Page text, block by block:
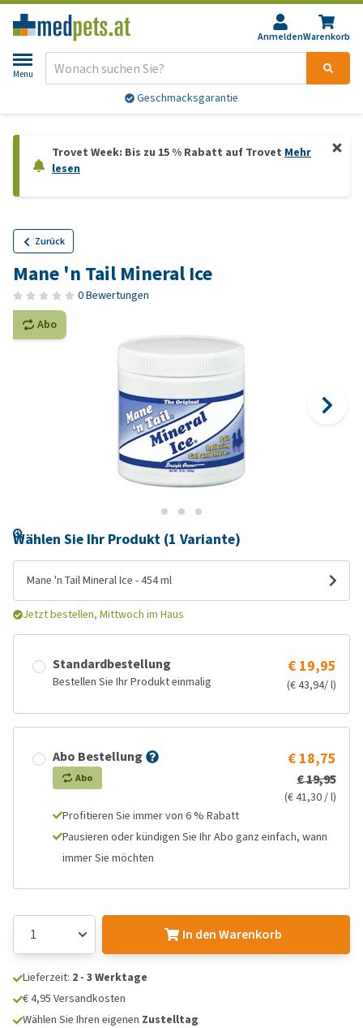
AnmeldenWarenkorb
Menu
Geschmacksgarantie
Trovet Week: Bis zu 15 % Rabatt auf Trovet Mehr
lesen
Zurück
Mane 'n Tail Mineral Ice
0 Bewertungen
Abo
Wählen Sie Ihr Produkt (1 Variante)
Mane 'n Tail Mineral Ice - 454 ml
Jetzt bestellen, Mittwoch im Haus
Standardbestellung
Bestellen Sie Ihr Produkt einmalig
€ 19,95
(€ 43,94/ l)
Abo Bestellung
Abo
€ 18,75
€ 19,95
(€ 41,30 / l)
Profitieren Sie immer von 6 % Rabatt
Pausieren oder kündigen Sie Ihr Abo ganz einfach, wann
immer Sie möchten
In den Warenkorb
Lieferzeit: 2 - 3 Werktage
€ 4,95 Versandkosten
Wählen Sie Ihren eigenen Zustelltag